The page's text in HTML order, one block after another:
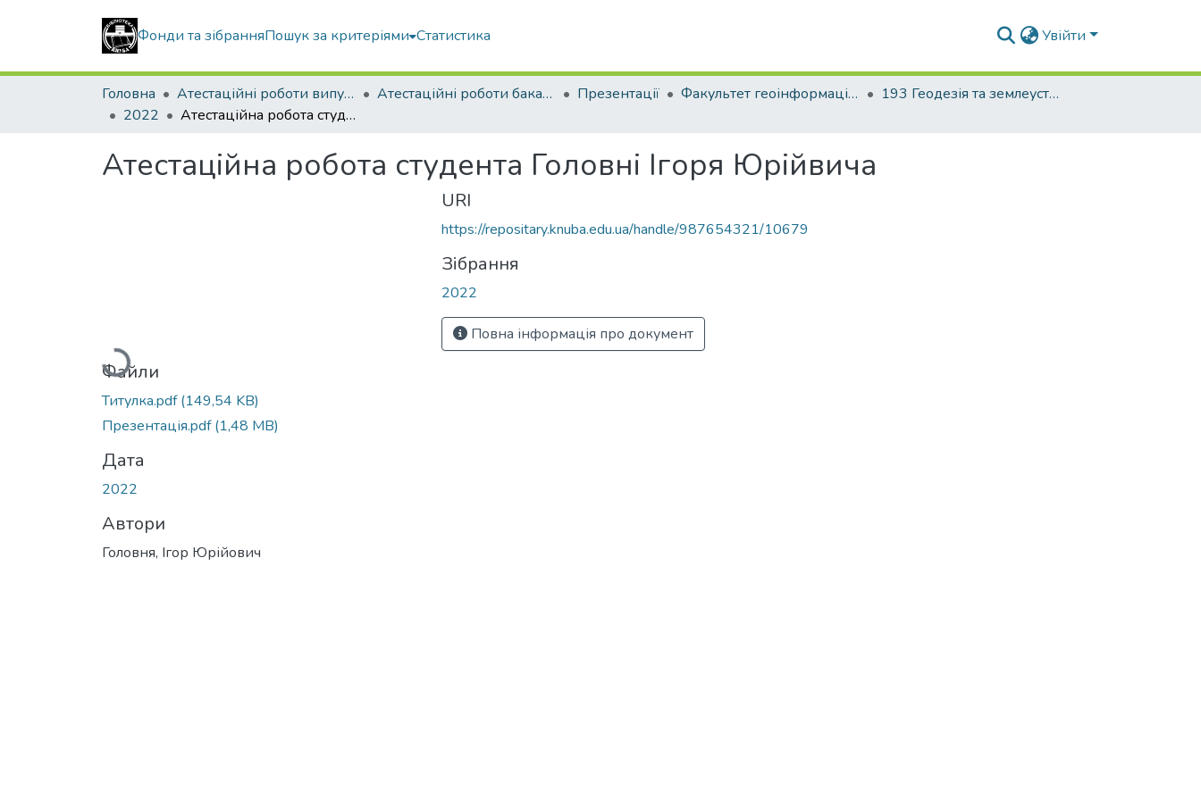
Фонди та зібранняПошук за критеріями Статистика Увійти
Головна Атестаційні роботи випускників Атестаційні роботи бакалаврів Презентації Факультет геоінформаційних систем та управління територіями
193 Геодезія та землеустрій. Геодезія
2022
Атестаційна робота студента Головні Ігоря Юрійвича
Атестаційна робота студента Головні Ігоря Юрійвича
Вантажиться...
Файли
Титулка.pdf(149,54 KB)
Презентація.pdf(1,48 MB)
Дата
2022
Автори
Головня, Ігор Юрійович
URI
https://repositary.knuba.edu.ua/handle/987654321/10679
Зібрання
2022
Повна інформація про документ